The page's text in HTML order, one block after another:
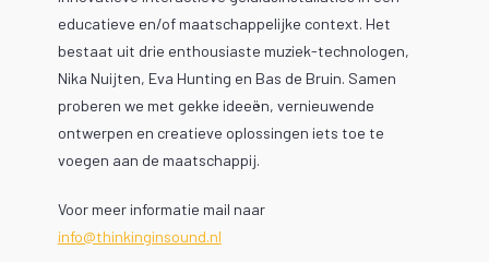
educatieve en/of maatschappelijke context. Het
bestaat uit drie enthousiaste muziek-technologen,
Nika Nuijten, Eva Hunting en Bas de Bruin. Samen
proberen we met gekke ideeën, vernieuwende
ontwerpen en creatieve oplossingen iets toe te
voegen aan de maatschappij.
Voor meer informatie mail naar
info@thinkinginsound.nl